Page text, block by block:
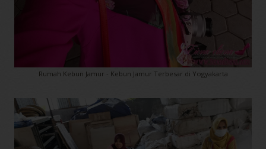
Rumah Kebun Jamur - Kebun Jamur Terbesar di Yogyakarta